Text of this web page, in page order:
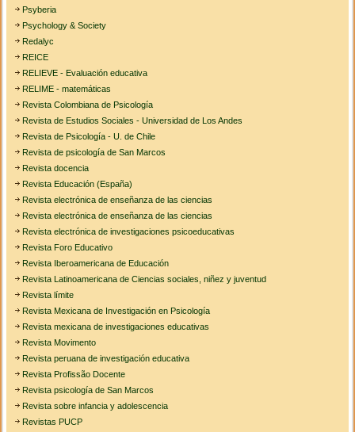
Psyberia
Psychology & Society
Redalyc
REICE
RELIEVE - Evaluación educativa
RELIME - matemáticas
Revista Colombiana de Psicología
Revista de Estudios Sociales - Universidad de Los Andes
Revista de Psicología - U. de Chile
Revista de psicología de San Marcos
Revista docencia
Revista Educación (España)
Revista electrónica de enseñanza de las ciencias
Revista electrónica de enseñanza de las ciencias
Revista electrónica de investigaciones psicoeducativas
Revista Foro Educativo
Revista Iberoamericana de Educación
Revista Latinoamericana de Ciencias sociales, niñez y juventud
Revista límite
Revista Mexicana de Investigación en Psicología
Revista mexicana de investigaciones educativas
Revista Movimento
Revista peruana de investigación educativa
Revista Profissão Docente
Revista psicología de San Marcos
Revista sobre infancia y adolescencia
Revistas PUCP